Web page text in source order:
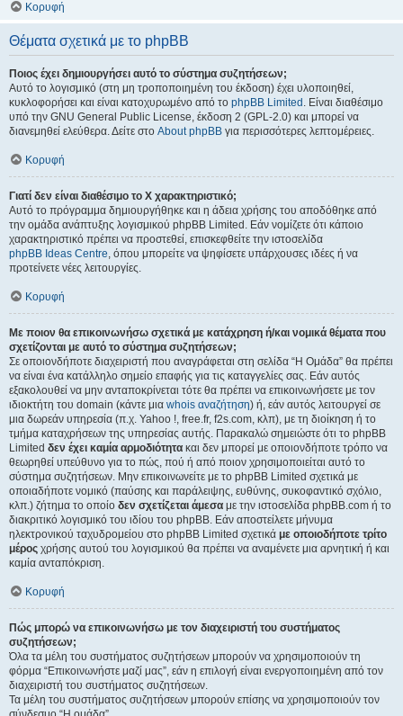
Κορυφή
Θέματα σχετικά με το phpBB
Ποιος έχει δημιουργήσει αυτό το σύστημα συζητήσεων;
Αυτό το λογισμικό (στη μη τροποποιημένη του έκδοση) έχει υλοποιηθεί,
κυκλοφορήσει και είναι κατοχυρωμένο από το phpBB Limited . Είναι διαθέσιμο
υπό την GNU General Public License, έκδοση 2 (GPL-2.0) και μπορεί να
διανεμηθεί ελεύθερα. Δείτε στο About phpBB για περισσότερες λεπτομέρειες.
Κορυφή
Γιατί δεν είναι διαθέσιμο το Χ χαρακτηριστικό;
Αυτό το πρόγραμμα δημιουργήθηκε και η άδεια χρήσης του αποδόθηκε από
την ομάδα ανάπτυξης λογισμικού phpBB Limited. Εάν νομίζετε ότι κάποιο
χαρακτηριστικό πρέπει να προστεθεί, επισκεφθείτε την ιστοσελίδα
phpBB Ideas Centre, όπου μπορείτε να ψηφίσετε υπάρχουσες ιδέες ή να
προτείνετε νέες λειτουργίες.
Κορυφή
Με ποιον θα επικοινωνήσω σχετικά με κατάχρηση ή/και νομικά θέματα που
σχετίζονται με αυτό το σύστημα συζητήσεων;
Σε οποιονδήποτε διαχειριστή που αναγράφεται στη σελίδα “Η Ομάδα” θα πρέπει
να είναι ένα κατάλληλο σημείο επαφής για τις καταγγελίες σας. Εάν αυτός
εξακολουθεί να μην ανταποκρίνεται τότε θα πρέπει να επικοινωνήσετε με τον
ιδιοκτήτη του domain (κάντε μια whois αναζήτηση) ή, εάν αυτός λειτουργεί σε
μια δωρεάν υπηρεσία (π.χ. Yahoo !, free.fr, f2s.com, κλπ), με τη διοίκηση ή το
τμήμα καταχρήσεων της υπηρεσίας αυτής. Παρακαλώ σημειώστε ότι το phpBB
Limited δεν έχει καμία αρμοδιότητα και δεν μπορεί με οποιονδήποτε τρόπο να
θεωρηθεί υπεύθυνο για το πώς, πού ή από ποιον χρησιμοποιείται αυτό το
σύστημα συζητήσεων. Μην επικοινωνείτε με το phpBB Limited σχετικά με
οποιαδήποτε νομικό (παύσης και παράλειψης, ευθύνης, συκοφαντικό σχόλιο,
κλπ.) ζήτημα το οποίο δεν σχετίζεται άμεσα με την ιστοσελίδα phpBB.com ή το
διακριτικό λογισμικό του ιδίου του phpBB. Εάν αποστείλετε μήνυμα
ηλεκτρονικού ταχυδρομείου στο phpBB Limited σχετικά με οποιοδήποτε τρίτο
μέρος χρήσης αυτού του λογισμικού θα πρέπει να αναμένετε μια αρνητική ή και
καμία ανταπόκριση.
Κορυφή
Πώς μπορώ να επικοινωνήσω με τον διαχειριστή του συστήματος
συζητήσεων;
Όλα τα μέλη του συστήματος συζητήσεων μπορούν να χρησιμοποιούν τη
φόρμα “Επικοινωνήστε μαζί μας”, εάν η επιλογή είναι ενεργοποιημένη από τον
διαχειριστή του συστήματος συζητήσεων.
Τα μέλη του συστήματος συζητήσεων μπορούν επίσης να χρησιμοποιούν τον